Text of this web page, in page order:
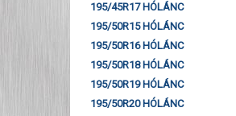
195/45R17 HÓLÁNC
195/50R15 HÓLÁNC
195/50R16 HÓLÁNC
195/50R18 HÓLÁNC
195/50R19 HÓLÁNC
195/50R20 HÓLÁNC